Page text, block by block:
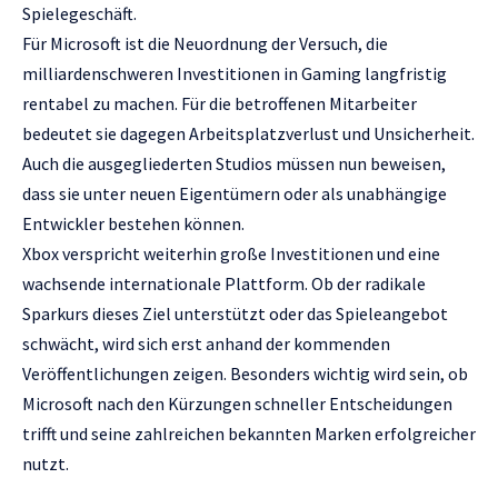
Spielegeschäft.
Für Microsoft ist die Neuordnung der Versuch, die
milliardenschweren Investitionen in Gaming langfristig
rentabel zu machen. Für die betroffenen Mitarbeiter
bedeutet sie dagegen Arbeitsplatzverlust und Unsicherheit.
Auch die ausgegliederten Studios müssen nun beweisen,
dass sie unter neuen Eigentümern oder als unabhängige
Entwickler bestehen können.
Xbox verspricht weiterhin große Investitionen und eine
wachsende internationale Plattform. Ob der radikale
Sparkurs dieses Ziel unterstützt oder das Spieleangebot
schwächt, wird sich erst anhand der kommenden
Veröffentlichungen zeigen. Besonders wichtig wird sein, ob
Microsoft nach den Kürzungen schneller Entscheidungen
trifft und seine zahlreichen bekannten Marken erfolgreicher
nutzt.